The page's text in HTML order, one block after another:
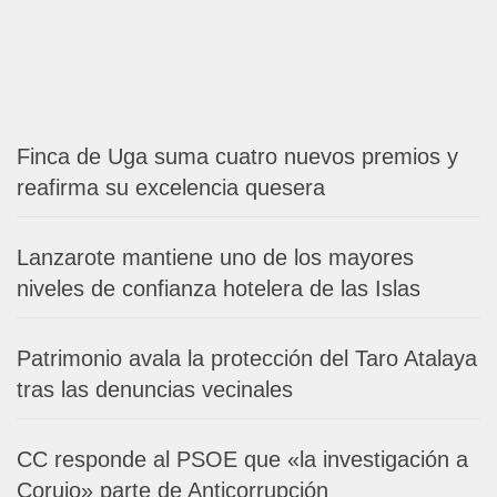
Finca de Uga suma cuatro nuevos premios y
reafirma su excelencia quesera
Lanzarote mantiene uno de los mayores
niveles de confianza hotelera de las Islas
Patrimonio avala la protección del Taro Atalaya
tras las denuncias vecinales
CC responde al PSOE que «la investigación a
Corujo» parte de Anticorrupción